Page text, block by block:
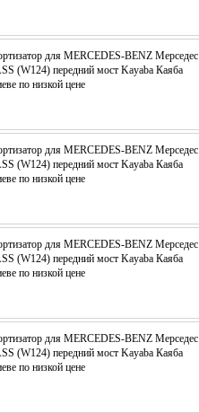
для MERCEDES-BENZ Мерседес
(W124) передний мост Kayaba Каяба
по низкой цене
для MERCEDES-BENZ Мерседес
(W124) передний мост Kayaba Каяба
по низкой цене
для MERCEDES-BENZ Мерседес
(W124) передний мост Kayaba Каяба
по низкой цене
для MERCEDES-BENZ Мерседес
(W124) передний мост Kayaba Каяба
по низкой цене